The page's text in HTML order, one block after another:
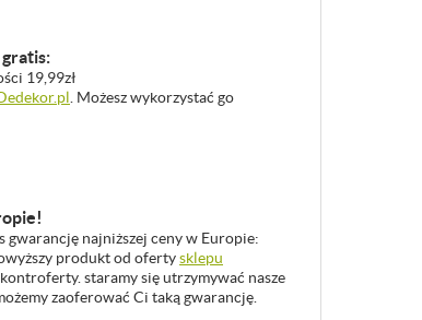
19,99zł
. Możesz wykorzystać go
gwarancję najniższej ceny w Europie:
produkt od ofertysklepu
staramy się utrzymywać nasze
zaoferować Ci taką gwarancję.